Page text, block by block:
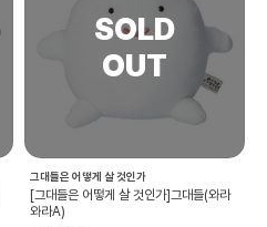
그대들은 어떻게 살 것인가
[그대들은 어떻게 살 것인가]그대들(와라
와라A)